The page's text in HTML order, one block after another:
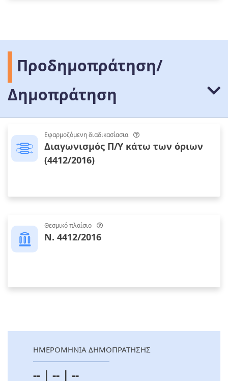
Προδημοπράτηση/
Δημοπράτηση
Εφαρμοζόμενη διαδικασίασια
Διαγωνισμός Π/Υ κάτω των όριων
(4412/2016)
Θεσμικό πλαίσιο
Ν. 4412/2016
ΗΜΕΡΟΜΗΝΙΑ ΔΗΜΟΠΡΑΤΗΣΗΣ
-- | -- | --